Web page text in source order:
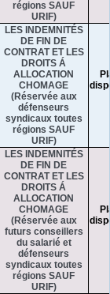
régions SAUF
URIF)
LES INDEMNITÉS
DE FIN DE
CONTRAT ET LES
DROITS Á
ALLOCATION
CHOMAGE
(Réservée aux
défenseurs
syndicaux toutes
régions SAUF
URIF)
LES INDEMNITÉS
DE FIN DE
CONTRAT ET LES
DROITS Á
ALLOCATION
CHOMAGE
(Réservée aux
futurs conseillers
du salarié et
défenseurs
syndicaux toutes
régions SAUF
URIF)